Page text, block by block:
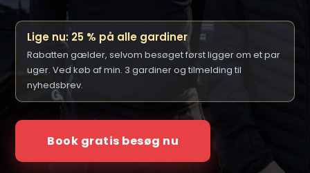
Lige nu: 25 % på alle gardiner
Rabatten gælder, selvom besøget først ligger om et par
uger. Ved køb af min. 3 gardiner og tilmelding til
nyhedsbrev.
Book gratis besøg nu